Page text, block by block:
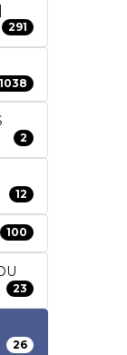
291
1038
2
12
100
23
26